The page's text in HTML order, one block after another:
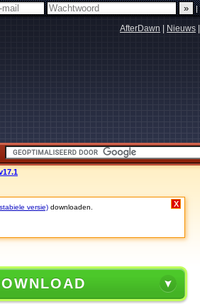
|
AfterDawn Nieuws
versie) downloaden. X